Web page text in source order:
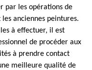
par les opérations de
anciennes peintures.
à effectuer, il est
de procéder aux
à prendre contact
meilleure qualité de